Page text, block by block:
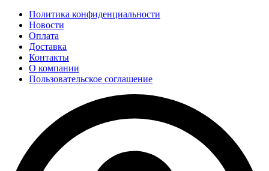
Политика конфиденциальности
Новости
Оплата
Доставка
Контакты
О компании
Пользовательское соглашение